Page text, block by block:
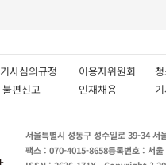
기사심의규정 이용자위원회
불편신고 인재채용
서울특별시 성동구 성수일로 39-34
팩스 : 070-4015-8658등록번호 : 서